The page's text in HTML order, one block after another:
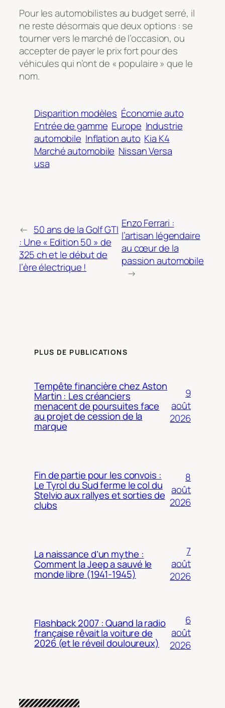
Pour les automobilistes au budget serré, il
ne reste désormais que deux options : se
tourner vers le marché de l’occasion, ou
accepter de payer le prix fort pour des
véhicules qui n’ont de « populaire » que le
nom.
Disparition modèles Économie auto
Entrée de gamme Europe Industrie
automobile Inflation auto Kia K4
Marché automobile Nissan Versa
usa
← 50 ans de la Golf GTI
: Une « Edition 50 » de
325 ch et le début de
l’ère électrique !
Enzo Ferrari :
l’artisan légendaire
au cœur de la
passion automobile
→
PLUS DE PUBLICATIONS
Tempête financière chez Aston
Martin : Les créanciers
menacent de poursuites face
au projet de cession de la
marque
9
août
2026
Fin de partie pour les convois :
Le Tyrol du Sud ferme le col du
Stelvio aux rallyes et sorties de
clubs
8
août
2026
La naissance d’un mythe :
Comment la Jeep a sauvé le
monde libre (1941-1945)
7
août
2026
Flashback 2007 : Quand la radio
française rêvait la voiture de
2026 (et le réveil douloureux)
6
août
2026